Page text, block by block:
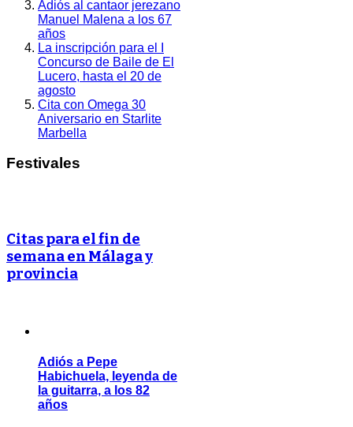
Adiós al cantaor jerezano
Manuel Malena a los 67
años
La inscripción para el I
Concurso de Baile de El
Lucero, hasta el 20 de
agosto
Cita con Omega 30
Aniversario en Starlite
Marbella
Festivales
Citas para el fin de
semana en Málaga y
provincia
Adiós a Pepe
Habichuela, leyenda de
la guitarra, a los 82
años